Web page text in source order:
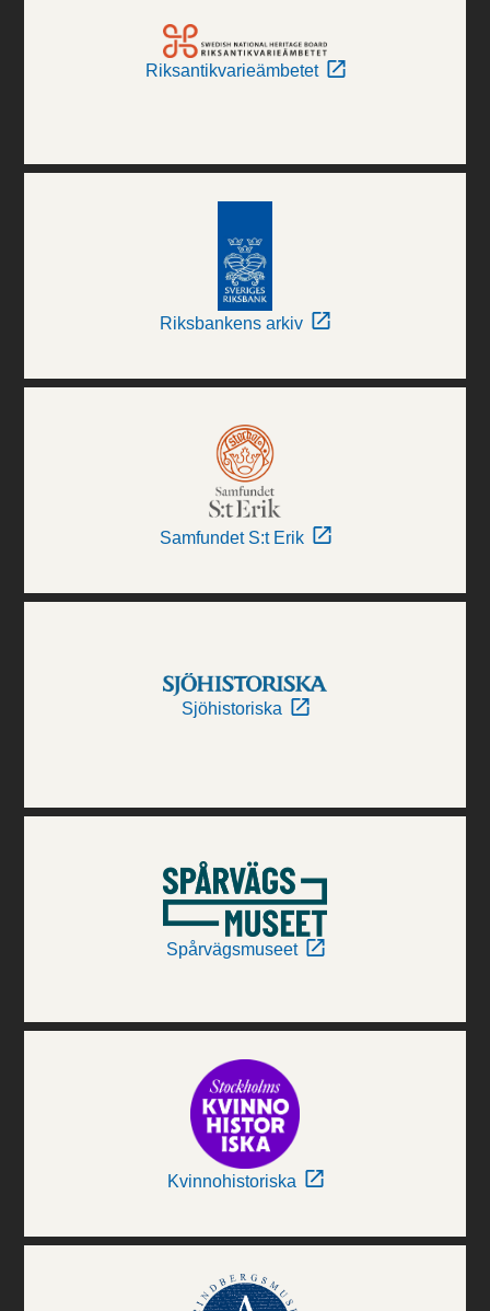
Riksantikvarieämbetet
Riksbankens arkiv
Samfundet S:t Erik
Sjöhistoriska
Spårvägsmuseet
Kvinnohistoriska